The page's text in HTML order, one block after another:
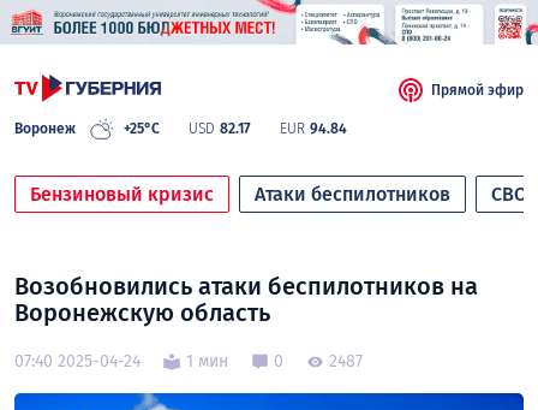
Воронеж +25°C USD 82.17 EUR 94.84
Прямой эфир
Бензиновый кризис Атаки беспилотников СВО
Возобновились атаки беспилотников на
Воронежскую область
07:40 2025-04-24 1 мин 0 2487